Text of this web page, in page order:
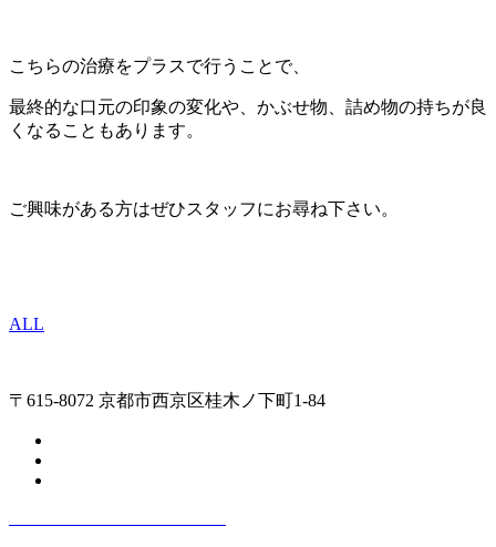
こちらの治療をプラスで行うことで、
最終的な口元の印象の変化や、かぶせ物、詰め物の持ちが良
くなることもあります。
ご興味がある方はぜひスタッフにお尋ね下さい。
ALL
〒615-8072 京都市西京区桂木ノ下町1-84